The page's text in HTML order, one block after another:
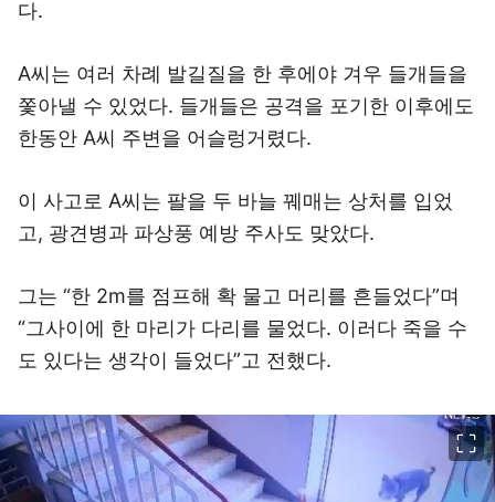
다.
A씨는 여러 차례 발길질을 한 후에야 겨우 들개들을
쫓아낼 수 있었다. 들개들은 공격을 포기한 이후에도
한동안 A씨 주변을 어슬렁거렸다.
이 사고로 A씨는 팔을 두 바늘 꿰매는 상처를 입었
고, 광견병과 파상풍 예방 주사도 맞았다.
그는 “한 2m를 점프해 확 물고 머리를 흔들었다”며
“그사이에 한 마리가 다리를 물었다. 이러다 죽을 수
도 있다는 생각이 들었다”고 전했다.